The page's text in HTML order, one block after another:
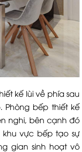
kế lùi về phía sau
Phòng bếp thiết kế
nghi, bên cạnh đó
vực bếp tạo sự
gian sinh hoạt vô